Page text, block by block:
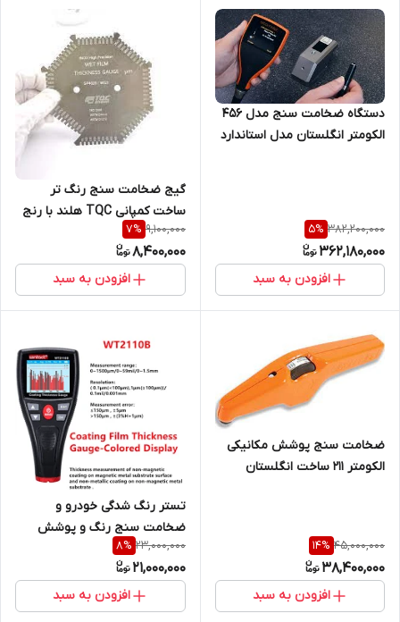
دستگاه ضخامت سنج مدل 456
الکومتر انگلستان مدل استاندارد
382,200,000
5%
362,180,000
افزودن به سبد
گیج ضخامت سنج رنگ تر
ساخت کمپانی TQC هلند با رنج
50 تا 10000 میکرون SP-4020
9,100,000
7%
8,400,000
افزودن به سبد
ضخامت سنج پوشش مکانیکی
الکومتر 211 ساخت انگلستان
45,000,000
14%
38,400,000
افزودن به سبد
تستر رنگ شدگی خودرو و
ضخامت سنج رنگ و پوشش
نمایندگی اصلی جوش آزما تجهیز
23,000,000
8%
21,000,000
افزودن به سبد